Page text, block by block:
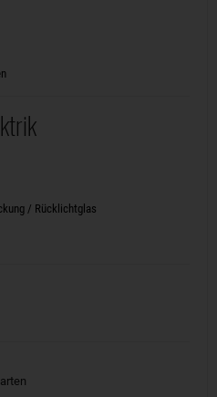
/ Rücklichtglas